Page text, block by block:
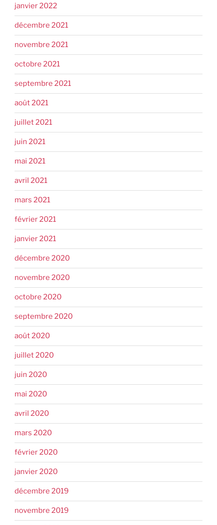
janvier 2022
décembre 2021
novembre 2021
octobre 2021
septembre 2021
août 2021
juillet 2021
juin 2021
mai 2021
avril 2021
mars 2021
février 2021
janvier 2021
décembre 2020
novembre 2020
octobre 2020
septembre 2020
août 2020
juillet 2020
juin 2020
mai 2020
avril 2020
mars 2020
février 2020
janvier 2020
décembre 2019
novembre 2019